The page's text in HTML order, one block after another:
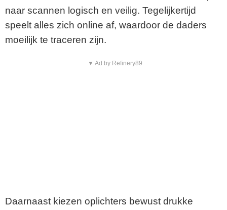
naar scannen logisch en veilig. Tegelijkertijd
speelt alles zich online af, waardoor de daders
moeilijk te traceren zijn.
▼ Ad by Refinery89
Daarnaast kiezen oplichters bewust drukke